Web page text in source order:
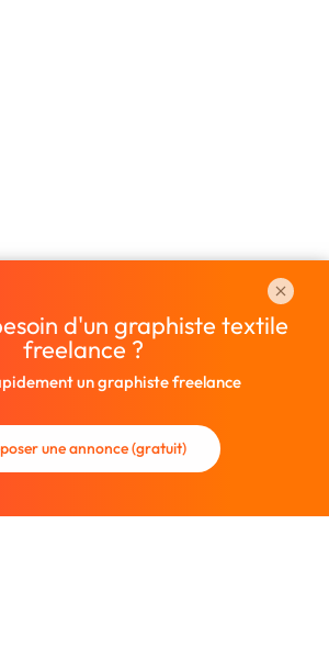
d'un graphiste textile
freelance ?
un graphiste freelance
une annonce (gratuit)